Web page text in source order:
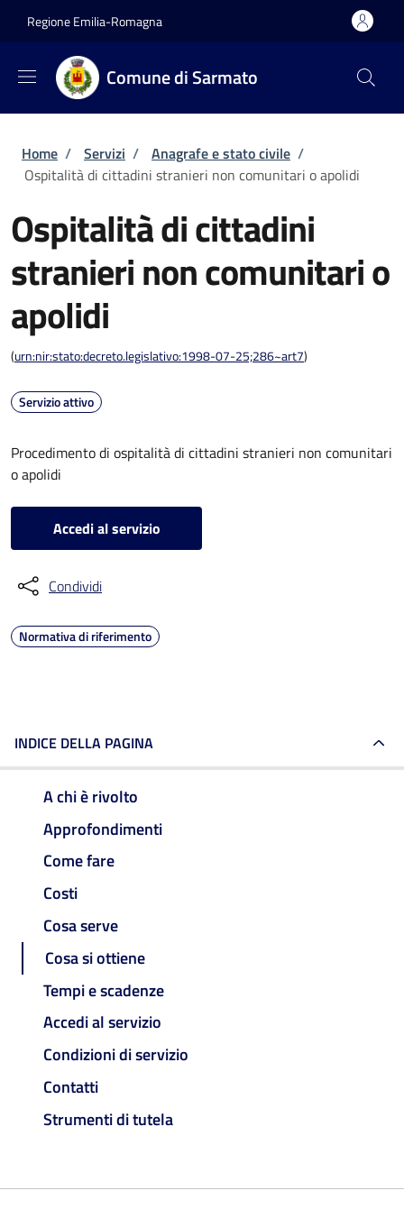
Regione Emilia-Romagna
Comune di Sarmato
Briciole di pane
Home / Servizi / Anagrafe e stato civile /
Ospitalità di cittadini stranieri non comunitari o apolidi
Ospitalità di cittadini
stranieri non comunitari o
apolidi
(urn:nir:stato:decreto.legislativo:1998-07-25;286~art7)
Servizio attivo
Procedimento di ospitalità di cittadini stranieri non comunitari
o apolidi
Accedi al servizio
Condividi
Normativa di riferimento
INDICE DELLA PAGINA
A chi è rivolto
Approfondimenti
Come fare
Costi
Cosa serve
Cosa si ottiene
Tempi e scadenze
Accedi al servizio
Condizioni di servizio
Contatti
Strumenti di tutela